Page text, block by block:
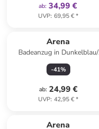
ab: 34,99 €
UVP: 69,95 €*
Arena
Badeanzug in Dunkelblau/
Türkis
-41%
ab: 24,99 €
UVP: 42,95 €*
Arena